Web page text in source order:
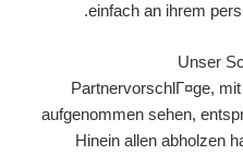
einfach an ihrem
Unser
PartnervorschlГ¤ge,
aufgenommen sehen,
Hinein allen abholzen